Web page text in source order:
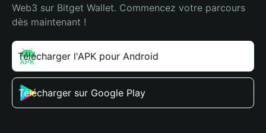
Web3 sur Bitget Wallet. Commencez votre parcours
dès maintenant !
Télécharger l'APK pour Android
Télécharger sur Google Play